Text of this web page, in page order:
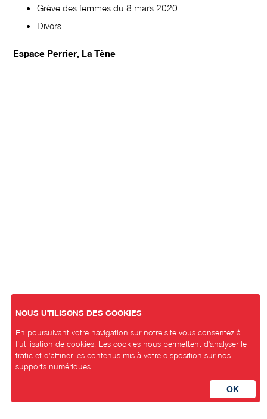
Grève des femmes du 8 mars 2020
Divers
Espace Perrier, La Tène
NOUS UTILISONS DES COOKIES
En poursuivant votre navigation sur notre site vous consentez à
l’utilisation de cookies. Les cookies nous permettent d'analyser le
trafic et d’affiner les contenus mis à votre disposition sur nos
supports numériques.